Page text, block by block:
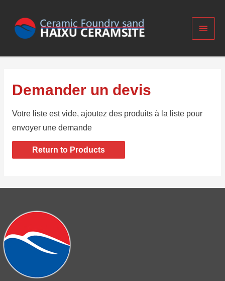
Main
Search
Demander un devis
Votre liste est vide, ajoutez des produits à la liste pour
envoyer une demande
Return to Products